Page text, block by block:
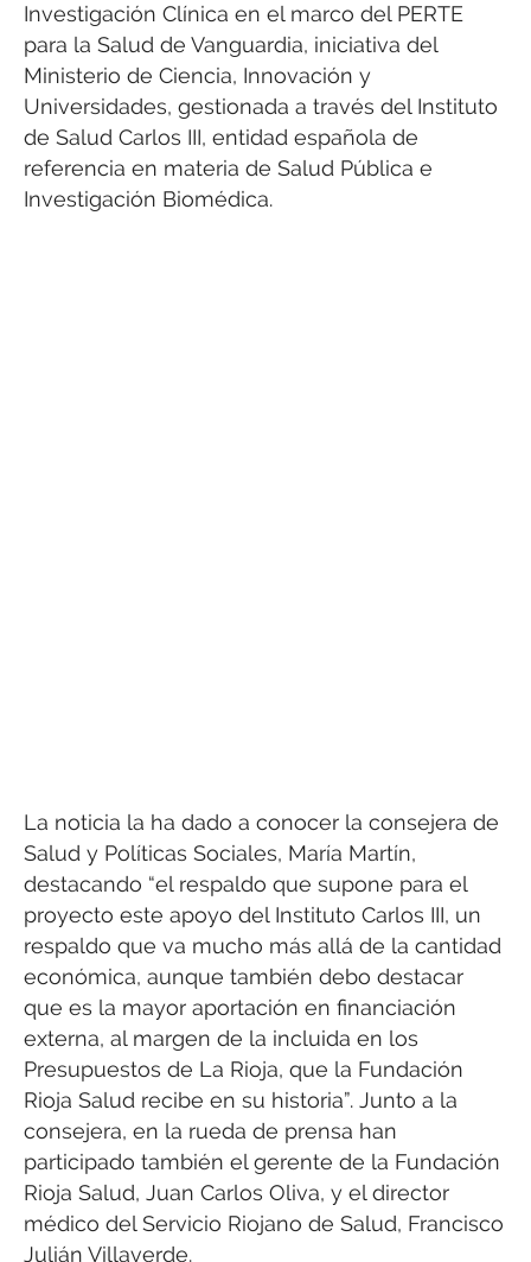
Investigación Clínica en el marco del PERTE
para la Salud de Vanguardia, iniciativa del
Ministerio de Ciencia, Innovación y
Universidades, gestionada a través del Instituto
de Salud Carlos III, entidad española de
referencia en materia de Salud Pública e
Investigación Biomédica.
La noticia la ha dado a conocer la consejera de
Salud y Políticas Sociales, María Martín,
destacando “el respaldo que supone para el
proyecto este apoyo del Instituto Carlos III, un
respaldo que va mucho más allá de la cantidad
económica, aunque también debo destacar
que es la mayor aportación en financiación
externa, al margen de la incluida en los
Presupuestos de La Rioja, que la Fundación
Rioja Salud recibe en su historia”. Junto a la
consejera, en la rueda de prensa han
participado también el gerente de la Fundación
Rioja Salud, Juan Carlos Oliva, y el director
médico del Servicio Riojano de Salud, Francisco
Julián Villaverde.